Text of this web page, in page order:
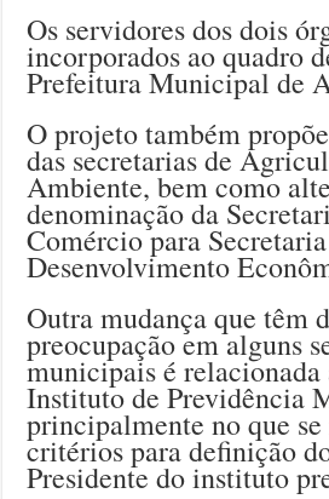
Os servidores dos dois
incorporados ao quadro
Prefeitura Municipal de
O projeto também
das secretarias de
Ambiente, bem como
denominação da
Comércio para
Desenvolvimento
Outra mudança que têm
preocupação em alguns
municipais é relacionada
Instituto de Previdência
principalmente no que se
critérios para definição
Presidente do instituto